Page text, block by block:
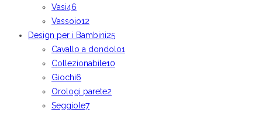
Vasi46
Vassoio12
Design per i Bambini25
Cavallo a dondolo1
Collezionabile10
Giochi6
Orologi parete2
Seggiole7